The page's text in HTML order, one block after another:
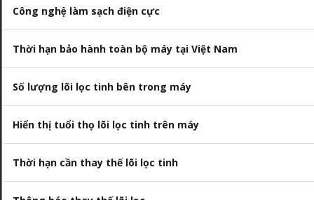
Công nghệ làm sạch điện cực
Thời hạn bảo hành toàn bộ máy tại Việt Nam
Số lượng lõi lọc tinh bên trong máy
Hiển thị tuổi thọ lõi lọc tinh trên máy
Thời hạn cần thay thế lõi lọc tinh